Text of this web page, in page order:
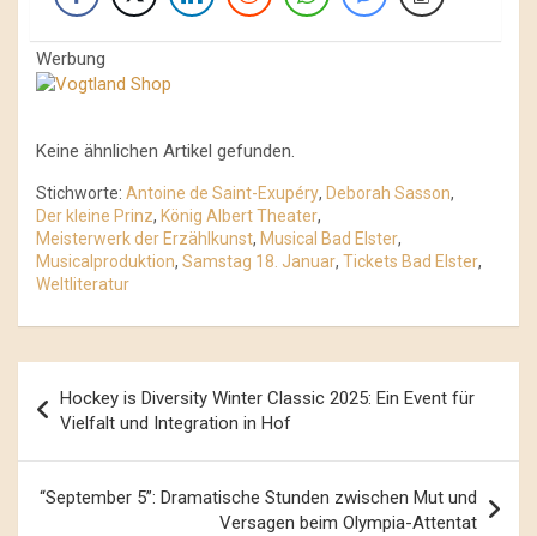
Werbung
Keine ähnlichen Artikel gefunden.
Stichworte: Antoine de Saint-Exupéry, Deborah Sasson,
Der kleine Prinz, König Albert Theater,
Meisterwerk der Erzählkunst, Musical Bad Elster,
Musicalproduktion, Samstag 18. Januar, Tickets Bad Elster,
Weltliteratur
Navigation
Hockey is Diversity Winter Classic 2025: Ein Event für
Vielfalt und Integration in Hof
“September 5”: Dramatische Stunden zwischen Mut und
Versagen beim Olympia-Attentat